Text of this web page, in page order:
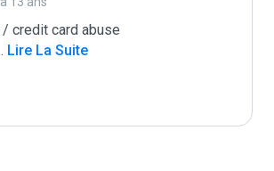
credit card abuse
Lire La Suite